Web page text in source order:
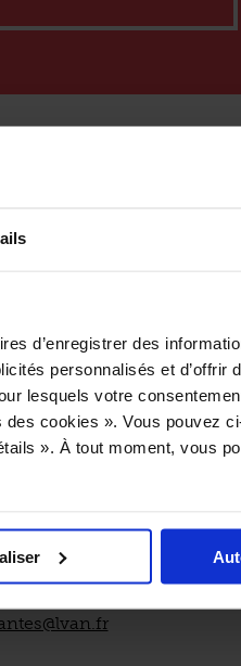
d’enregistrer des
personnalisés et d’offrir
lesquels votre
cookies ». Vous pouvez
». À tout moment, vous
publicación
à Nantes
Nantes
89 11 99